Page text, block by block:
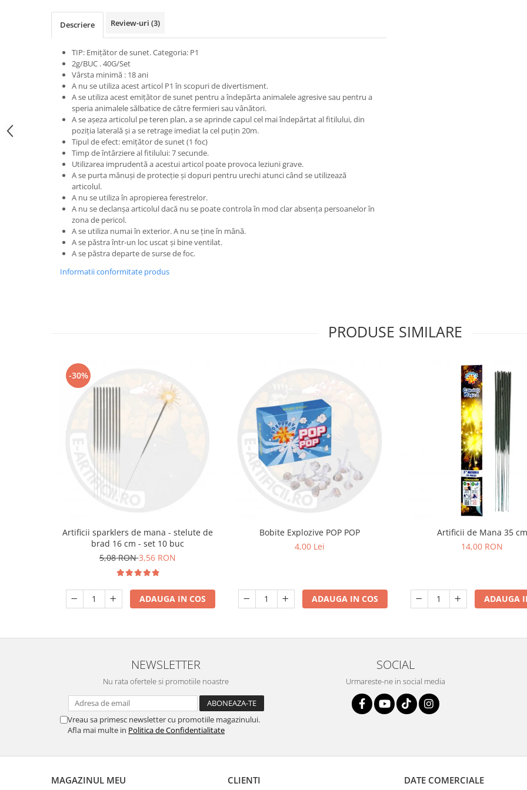
Descriere Review-uri (3)
TIP: Emițător de sunet. Categoria: P1
2g/BUC . 40G/Set
Vârsta minimă : 18 ani
A nu se utiliza acest articol P1 în scopuri de divertisment.
A se utiliza acest emițător de sunet pentru a îndepărta animalele agresive sau pentru a
speria animalele sălbatice de către fermieri sau vânători.
A se așeza articolul pe teren plan, a se aprinde capul cel mai îndepărtat al fitilului, din
poziția laterală și a se retrage imediat la cel puțin 20m.
Tipul de efect: emițător de sunet (1 foc)
Timp de întârziere al fitilului: 7 secunde.
Utilizarea imprudentă a acestui articol poate provoca leziuni grave.
A se purta mănuși de protecție și dopuri pentru urechi atunci când se utilizează
articolul.
A nu se utiliza în apropierea ferestrelor.
A nu se declanșa articolul dacă nu se poate controla în mod clar absența persoanelor în
zona de pericol.
A se utiliza numai în exterior. A nu se ține în mână.
A se păstra într-un loc uscat și bine ventilat.
A se păstra departe de surse de foc.
Informatii conformitate produs
PRODUSE SIMILARE
-30%
Artificii sparklers de mana - stelute de
brad 16 cm - set 10 buc
5,08 RON3,56 RON
ADAUGA IN COS
Bobite Explozive POP POP
4,00 Lei
ADAUGA IN COS
Artificii de Mana 35 cm
14,00 RON
ADAUGA
NEWSLETTER
Nu rata ofertele si promotiile noastre
Vreau sa primesc newsletter cu promotiile magazinului.
Afla mai multe in Politica de Confidentialitate
SOCIAL
Urmareste-ne in social media
MAGAZINUL MEU CLIENTI DATE COMERCIALE